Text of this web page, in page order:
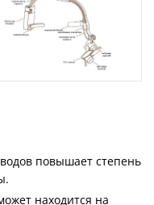
повышает степень
находится на